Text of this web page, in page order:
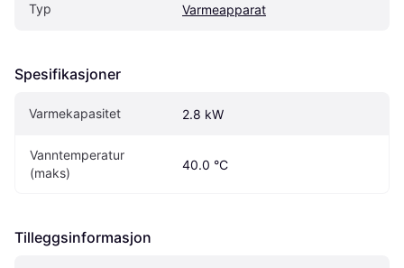
Typ Varmeapparat
Spesifikasjoner
Varmekapasitet 2.8 kW
Vanntemperatur
(maks)
40.0 °C
Tilleggsinformasjon